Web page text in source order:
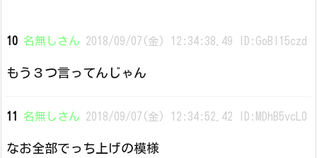
10 名無しさん 2018/09/07(金) 12:34:38.49 ID:GoBI15czd
もう３つ言ってんじゃん
11 名無しさん 2018/09/07(金) 12:34:52.42 ID:MDhB5vcL0
なお全部でっち上げの模様